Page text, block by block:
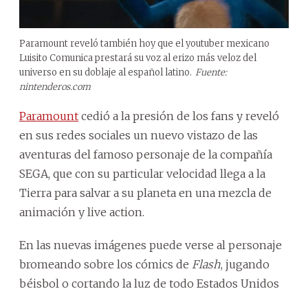
Paramount reveló también hoy que el youtuber mexicano
Luisito Comunica prestará su voz al erizo más veloz del
universo en su doblaje al español latino. Fuente:
nintenderos.com
Paramount cedió a la presión de los fans y reveló
en sus redes sociales un nuevo vistazo de las
aventuras del famoso personaje de la compañía
SEGA, que con su particular velocidad llega a la
Tierra para salvar a su planeta en una mezcla de
animación y live action.
En las nuevas imágenes puede verse al personaje
bromeando sobre los cómics de Flash, jugando
béisbol o cortando la luz de todo Estados Unidos